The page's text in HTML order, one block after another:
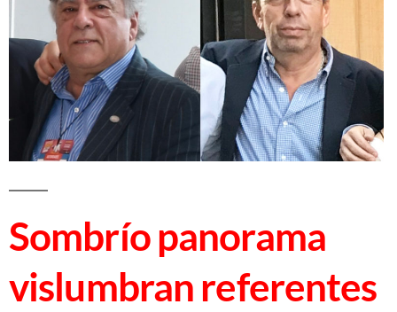
Sombrío panorama
vislumbran referentes